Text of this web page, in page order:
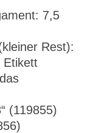
7,5
Rest):
Etikett
(119855)